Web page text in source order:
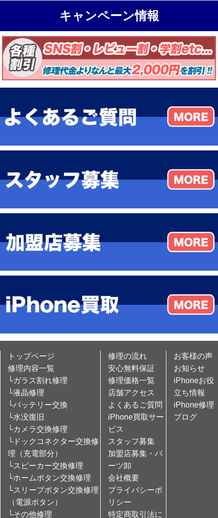
キャンペーン情報
トップページ
修理内容一覧
└ガラス割れ修理
└液晶修理
└バッテリー交換
└水没復旧
└カメラ交換修理
└ドックコネクター交換修
理（充電部分）
└スピーカー交換修理
└ホームボタン交換修理
└スリープボタン交換修理
（電源ボタン）
└その他修理
修理の流れ
安心無料保証
修理価格一覧
店舗アクセス
よくあるご質問
iPhone買取サー
ビス
スタッフ募集
加盟店募集・パ
ーツ卸
会社概要
プライバシーポ
リシー
特定商取引法に
お客様の声
お知らせ
iPhoneお役
立ち情報
iPhone修理
ブログ